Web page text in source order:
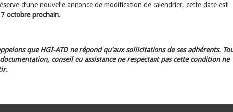
d’une nouvelle annonce de modification de calendrier, cette date est
octobre prochain.
que HGI-ATD ne répond qu'aux sollicitations de ses adhérents.
conseil ou assistance ne respectant pas cette condition ne